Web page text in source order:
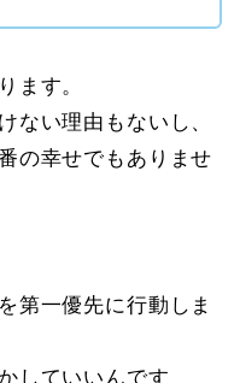
ます。
ない理由もないし、
の幸せでもありませ
第一優先に行動しま
していいんです